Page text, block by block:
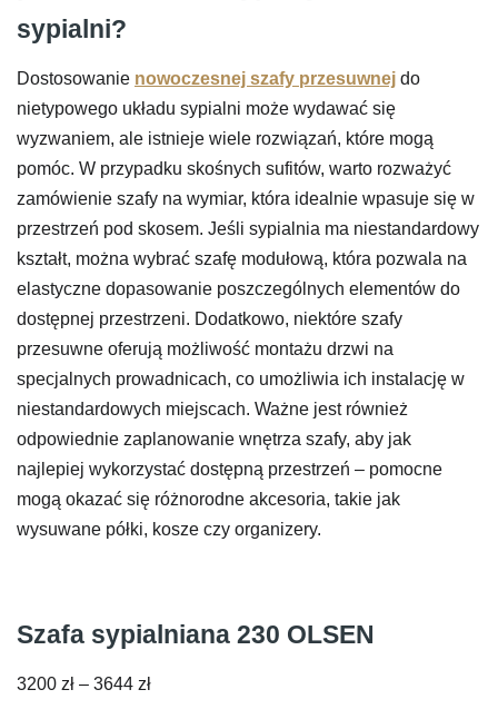
sypialni?
Dostosowanie nowoczesnej szafy przesuwnej do
nietypowego układu sypialni może wydawać się
wyzwaniem, ale istnieje wiele rozwiązań, które mogą
pomóc. W przypadku skośnych sufitów, warto rozważyć
zamówienie szafy na wymiar, która idealnie wpasuje się w
przestrzeń pod skosem. Jeśli sypialnia ma niestandardowy
kształt, można wybrać szafę modułową, która pozwala na
elastyczne dopasowanie poszczególnych elementów do
dostępnej przestrzeni. Dodatkowo, niektóre szafy
przesuwne oferują możliwość montażu drzwi na
specjalnych prowadnicach, co umożliwia ich instalację w
niestandardowych miejscach. Ważne jest również
odpowiednie zaplanowanie wnętrza szafy, aby jak
najlepiej wykorzystać dostępną przestrzeń – pomocne
mogą okazać się różnorodne akcesoria, takie jak
wysuwane półki, kosze czy organizery.
Szafa sypialniana 230 OLSEN
3200 zł – 3644 złZakres